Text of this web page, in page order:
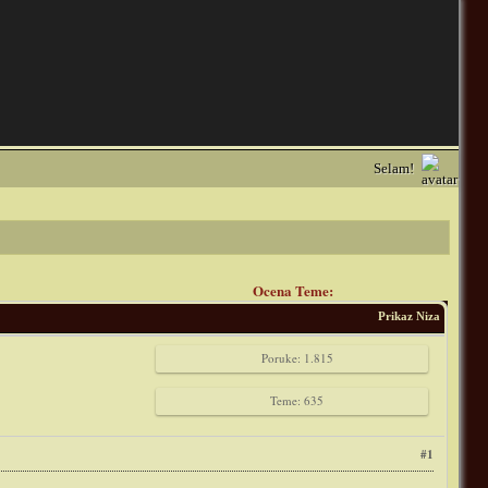
Selam!
Ocena Teme:
Prikaz Niza
Poruke: 1.815
Teme: 635
#1